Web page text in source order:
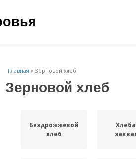
Главная » Зерновой хлеб
Зерновой хлеб
Бездрожжевой
хлеб